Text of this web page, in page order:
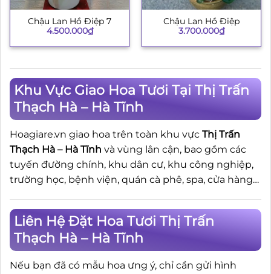
Chậu Lan Hồ Điệp 7
4.500.000₫
Chậu Lan Hồ Điệp
3.700.000₫
Khu Vực Giao Hoa Tươi Tại Thị Trấn
Thạch Hà – Hà Tĩnh
Hoagiare.vn giao hoa trên toàn khu vực Thị Trấn
Thạch Hà – Hà Tĩnh và vùng lân cận, bao gồm các
tuyến đường chính, khu dân cư, khu công nghiệp,
trường học, bệnh viện, quán cà phê, spa, cửa hàng…
Liên Hệ Đặt Hoa Tươi Thị Trấn
Thạch Hà – Hà Tĩnh
Nếu bạn đã có mẫu hoa ưng ý, chỉ cần gửi hình